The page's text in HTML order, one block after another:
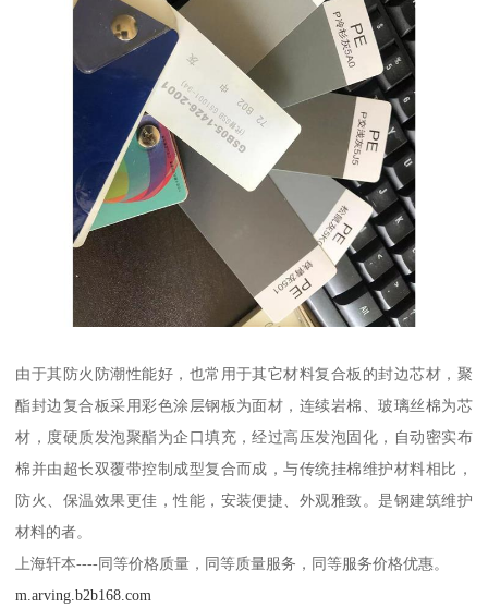
由于其防火防潮性能好，也常用于其它材料复合板的封边芯材，聚
酯封边复合板采用彩色涂层钢板为面材，连续岩棉、玻璃丝棉为芯
材，度硬质发泡聚酯为企口填充，经过高压发泡固化，自动密实布
棉并由超长双覆带控制成型复合而成，与传统挂棉维护材料相比，
防火、保温效果更佳，性能，安装便捷、外观雅致。是钢建筑维护
材料的者。
上海轩本----同等价格质量，同等质量服务，同等服务价格优惠。
m.arving.b2b168.com